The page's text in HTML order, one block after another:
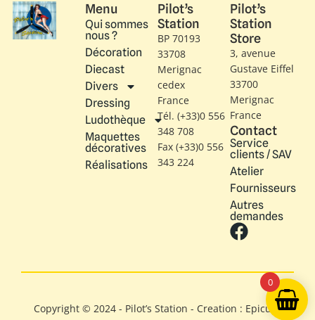
Menu
Qui sommes
nous ?
Décoration
Diecast
Divers
Dressing
Ludothèque
Maquettes
décoratives
Réalisations
Pilot’s
Station
BP 70193
33708
Merignac
cedex
France
Tél. (+33)0 556
348 708
Fax (+33)0 556
343 224
Pilot’s
Station
Store
3, avenue
Gustave Eiffel​
33700
Merignac
France
Contact
Service
clients / SAV
Atelier
Fournisseurs
Autres
demandes
Copyright © 2024 - Pilot’s Station - Creation : Epicure
0